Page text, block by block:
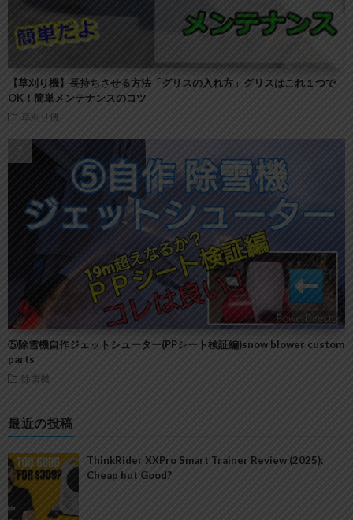
【草刈り機】長持ちさせる方法「グリスの入れ方」グリスはこれ１つで
OK！簡単メンテナンスのコツ
草刈り機
⑤除雪機自作ジェットシューター(PPシート検証編)snow blower custom
parts
除雪機
最近の投稿
ThinkRider XXPro Smart Trainer Review (2025):
Cheap but Good?